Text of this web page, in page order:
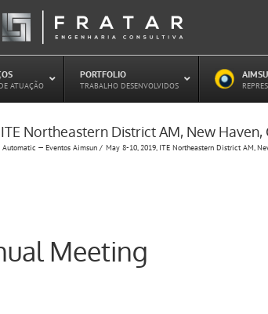
ATUAÇÃO
Estudo de Concessões Rodoviárias
Estudo de Capacidade (HCM)
Otimização Semafórica
PORTFOLIO
TRABALHO DESENVOLVIDOS
ITE Northeastern District AM, New Haven,
Automatic — Eventos Aimsun May 8-10, 2019, ITE Northeastern District AM,
Meeting